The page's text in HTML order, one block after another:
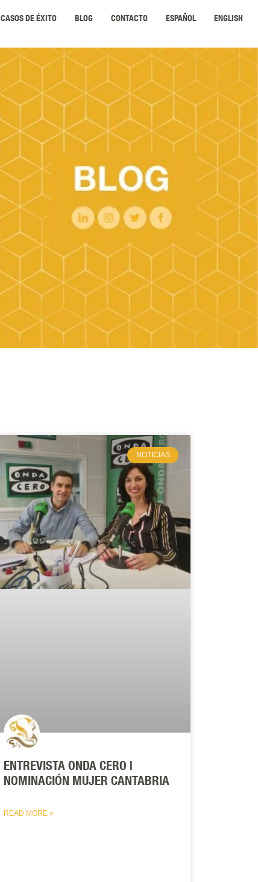
CASOS DE ÉXITO BLOG CONTACTO ESPAÑOL ENGLISH
NOTICIAS
ENTREVISTA ONDA CERO |
NOMINACIÓN MUJER CANTABRIA
READ MORE »